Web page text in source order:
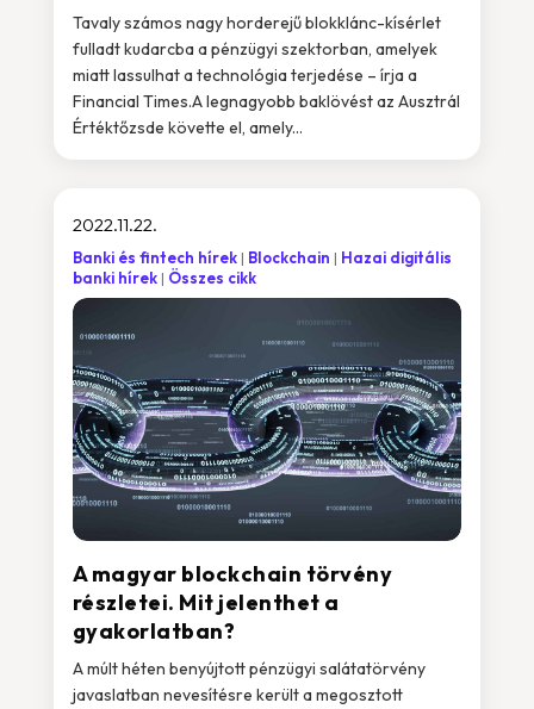
Tavaly számos nagy horderejű blokklánc-kísérlet
fulladt kudarcba a pénzügyi szektorban, amelyek
miatt lassulhat a technológia terjedése – írja a
Financial Times.A legnagyobb baklövést az Ausztrál
Értéktőzsde követte el, amely...
A magyar blockchain törvény
részletei. Mit jelenthet a
gyakorlatban?
2022.11.22.
Banki és fintech hírek Blockchain
Hazai digitális
banki hírek
Összes cikk
A múlt héten benyújtott pénzügyi salátatörvény
javaslatban nevesítésre került a megosztott